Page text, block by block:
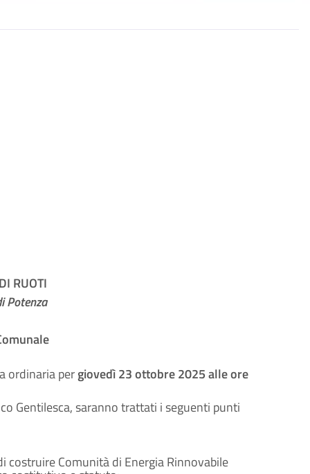
RUOTI
Potenza
ordinaria pergiovedì 23 ottobre 2025 alle ore
Gentilesca, saranno trattati i seguenti punti
costruire Comunità di Energia Rinnovabile